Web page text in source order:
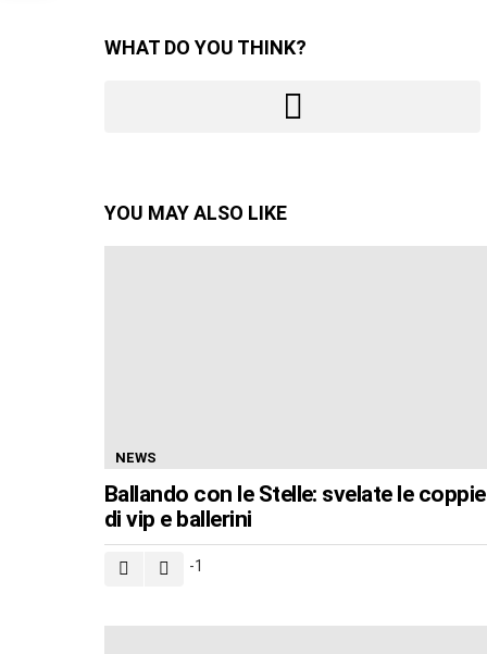
WHAT DO YOU THINK?
YOU MAY ALSO LIKE
NEWS
Ballando con le Stelle: svelate le coppie
di vip e ballerini
-1